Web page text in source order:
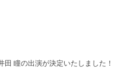
瞳の出演が決定いたしました！